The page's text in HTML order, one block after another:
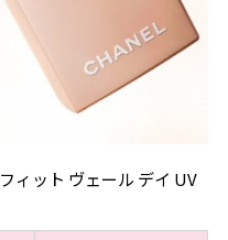
ィット ヴェール デイ UV